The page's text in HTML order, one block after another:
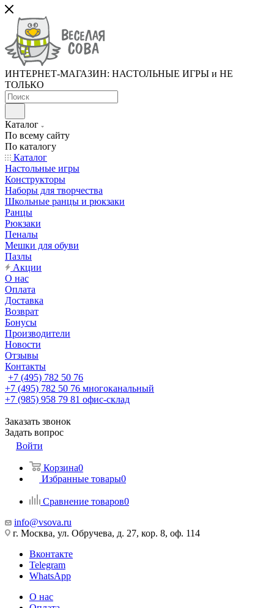
ИНТЕРНЕТ-МАГАЗИН: НАСТОЛЬНЫЕ ИГРЫ и НЕ
ТОЛЬКО
Каталог
По всему сайту
По каталогу
Каталог
Настольные игры
Конструкторы
Наборы для творчества
Школьные ранцы и рюкзаки
Ранцы
Рюкзаки
Пеналы
Мешки для обуви
Пазлы
Акции
О нас
Оплата
Доставка
Возврат
Бонусы
Производители
Новости
Отзывы
Контакты
+7 (495) 782 50 76
+7 (495) 782 50 76 многоканальный
+7 (985) 958 79 81 офис-склад
Заказать звонок
Задать вопрос
Войти
Корзина0
Избранные товары0
Сравнение товаров0
info@vsova.ru
г. Москва, ул. Обручева, д. 27, кор. 8, оф. 114
Вконтакте
Telegram
WhatsApp
О нас